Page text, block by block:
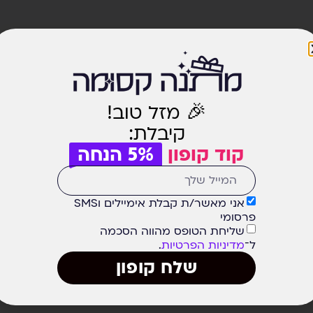
🎉 מזל טוב!
קיבלת:
קוד קופון
5% הנחה
אני מאשר/ת קבלת אימיילים וSMS
פרסומי
שליחת הטופס מהווה הסכמה
ל־מדיניות הפרטיות.
שלח קופון